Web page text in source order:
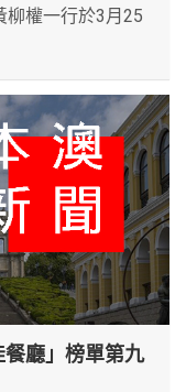
權一行於3月25
廳」榜單第九